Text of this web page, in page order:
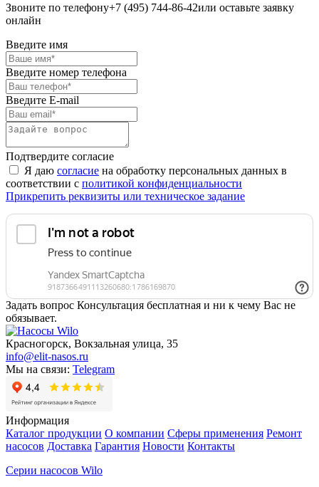
Звоните по телефону+7 (495) 744-86-42или оставьте заявку
онлайн
Введите имя
Введите номер телефона
Введите E-mail
Подтвердите согласие
Я даю согласие на обработку персональных данных в
соответствии с политикой конфиденциальности
Прикрепить реквизиты или техническое задание
Задать вопрос Консультация бесплатная и ни к чему Вас не
обязывает.
Красногорск, Вокзальная улица, 35
info@elit-nasos.ru
Мы на связи: Telegram
Информация
Каталог продукции О компании Сферы применения Ремонт
насосов Доставка Гарантия Новости Контакты
Серии насосов Wilo